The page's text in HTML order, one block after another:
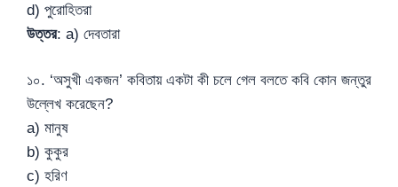
d) পুরোহিতরা
উত্তর: a) দেবতারা
১০. ‘অসুখী একজন’ কবিতায় একটা কী চলে গেল বলতে কবি কোন জন্তুর
উল্লেখ করেছেন?
a) মানুষ
b) কুকুর
c) হরিণ